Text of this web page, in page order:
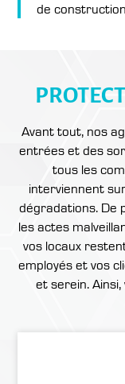
de
Avant tout, nos
entrées et des
tous les
interviennent
dégradations. De
les actes
vos locaux
employés et vos
et serein.